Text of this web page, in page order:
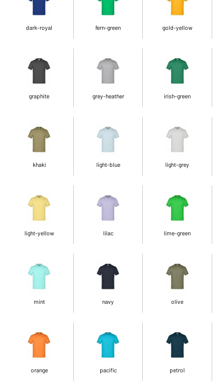
dark-royal fern-green gold-yellow
graphite grey-heather irish-green
khaki light-blue light-grey
light-yellow lilac lime-green
mint navy olive
orange pacific petrol